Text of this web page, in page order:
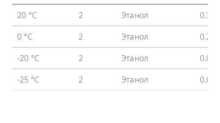
20 °C
2 Этанол
0.3
0 °C
2 Этанол
0.24
-20 °C
2 Этанол
0.09
-25 °C
2 Этанол 0.04